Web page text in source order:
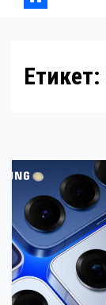
Етикет: